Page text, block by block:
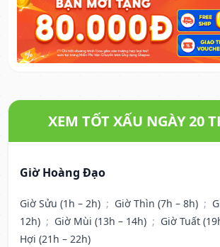
XEM TỐT XẤU NGÀY 20
Giờ Hoàng Đạo
Giờ Sửu (1h – 2h) ; Giờ Thìn (7h – 8h) ;
12h) ; Giờ Mùi (13h – 14h) ; Giờ Tuất
Hợi (21h – 22h)